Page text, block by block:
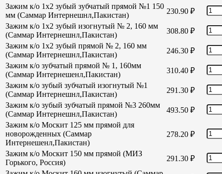
Зажим к/о 1х2 зубый зубчатый прямой №1 150
мм (Саммар Интернешнл,Пакистан)
230.90 ₽
Зажим к/о 1х2 зубый изогнутый № 2, 160 мм
(Саммар Интернешнл,Пакистан)
308.80 ₽
Зажим к/о 1х2 зубый прямой № 2, 160 мм
(Саммар Интернешнл,Пакистан)
246.30 ₽
Зажим к/о зубчатый прямой № 1, 160мм
(Саммар Интернешенл,Пакистан)
310.40 ₽
Зажим к/о зубый зубчатый изогнутый №1
(Саммар Интернешнл,Пакистан)
291.30 ₽
Зажим к/о зубый зубчатый прямой №3 260мм
(Саммар Интернешнл,Пакистан)
493.50 ₽
Зажим к/о Москит 125 мм прямой для
новорожденных (Саммар
Интернешенл,Пакистан)
278.20 ₽
Зажим к/о Москит 150 мм прямой (МИЗ
Горького, Россия)
291.30 ₽